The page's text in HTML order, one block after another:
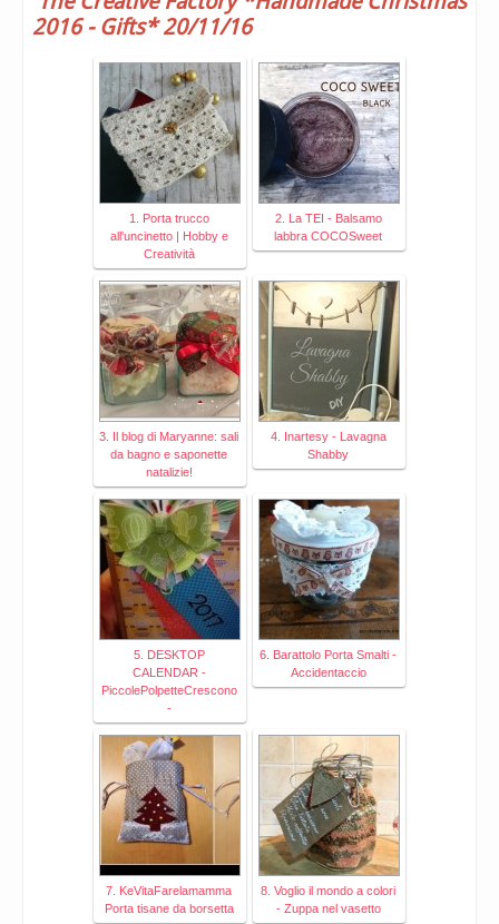
2016 - Gifts* 20/11/16
1. Porta trucco
all'uncinetto | Hobby e
Creatività
2. La TEI - Balsamo
labbra COCOSweet
3. Il blog di Maryanne: sali
da bagno e saponette
natalizie!
4. Inartesy - Lavagna
Shabby
5. DESKTOP
CALENDAR -
PiccolePolpetteCrescono
-
6. Barattolo Porta Smalti -
Accidentaccio
7. KeVitaFarelamamma
Porta tisane da borsetta
8. Voglio il mondo a colori
- Zuppa nel vasetto